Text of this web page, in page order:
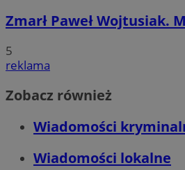
Zmarł Paweł Wojtusiak.
5
reklama
Zobacz również
Wiadomości
Wiadomości lokalne